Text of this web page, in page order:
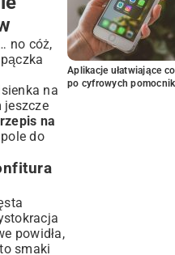
no cóż,
na
jeszcze
na
do
powidła,
smaki
Aplikacje ułatwiające
po cyfrowych